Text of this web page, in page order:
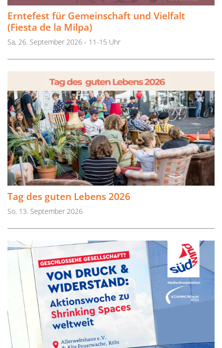
Erntefest für Gemeinschaft und Vielfalt
(Fiesta de la Milpa)
Sa, 26. September 2026 - 11-15 Uhr
Tag des guten Lebens 2026
So, 13. September 2026